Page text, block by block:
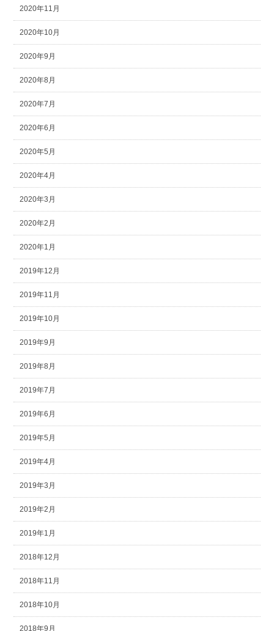
2020年11月
2020年10月
2020年9月
2020年8月
2020年7月
2020年6月
2020年5月
2020年4月
2020年3月
2020年2月
2020年1月
2019年12月
2019年11月
2019年10月
2019年9月
2019年8月
2019年7月
2019年6月
2019年5月
2019年4月
2019年3月
2019年2月
2019年1月
2018年12月
2018年11月
2018年10月
2018年9月